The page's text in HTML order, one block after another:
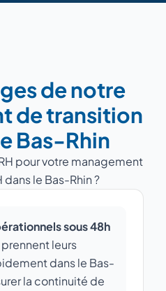
de notre
de transition
Bas-Rhin
pour votre management
dans le Bas-Rhin ?
sous 48h
leurs
dans le Bas-
la continuité de